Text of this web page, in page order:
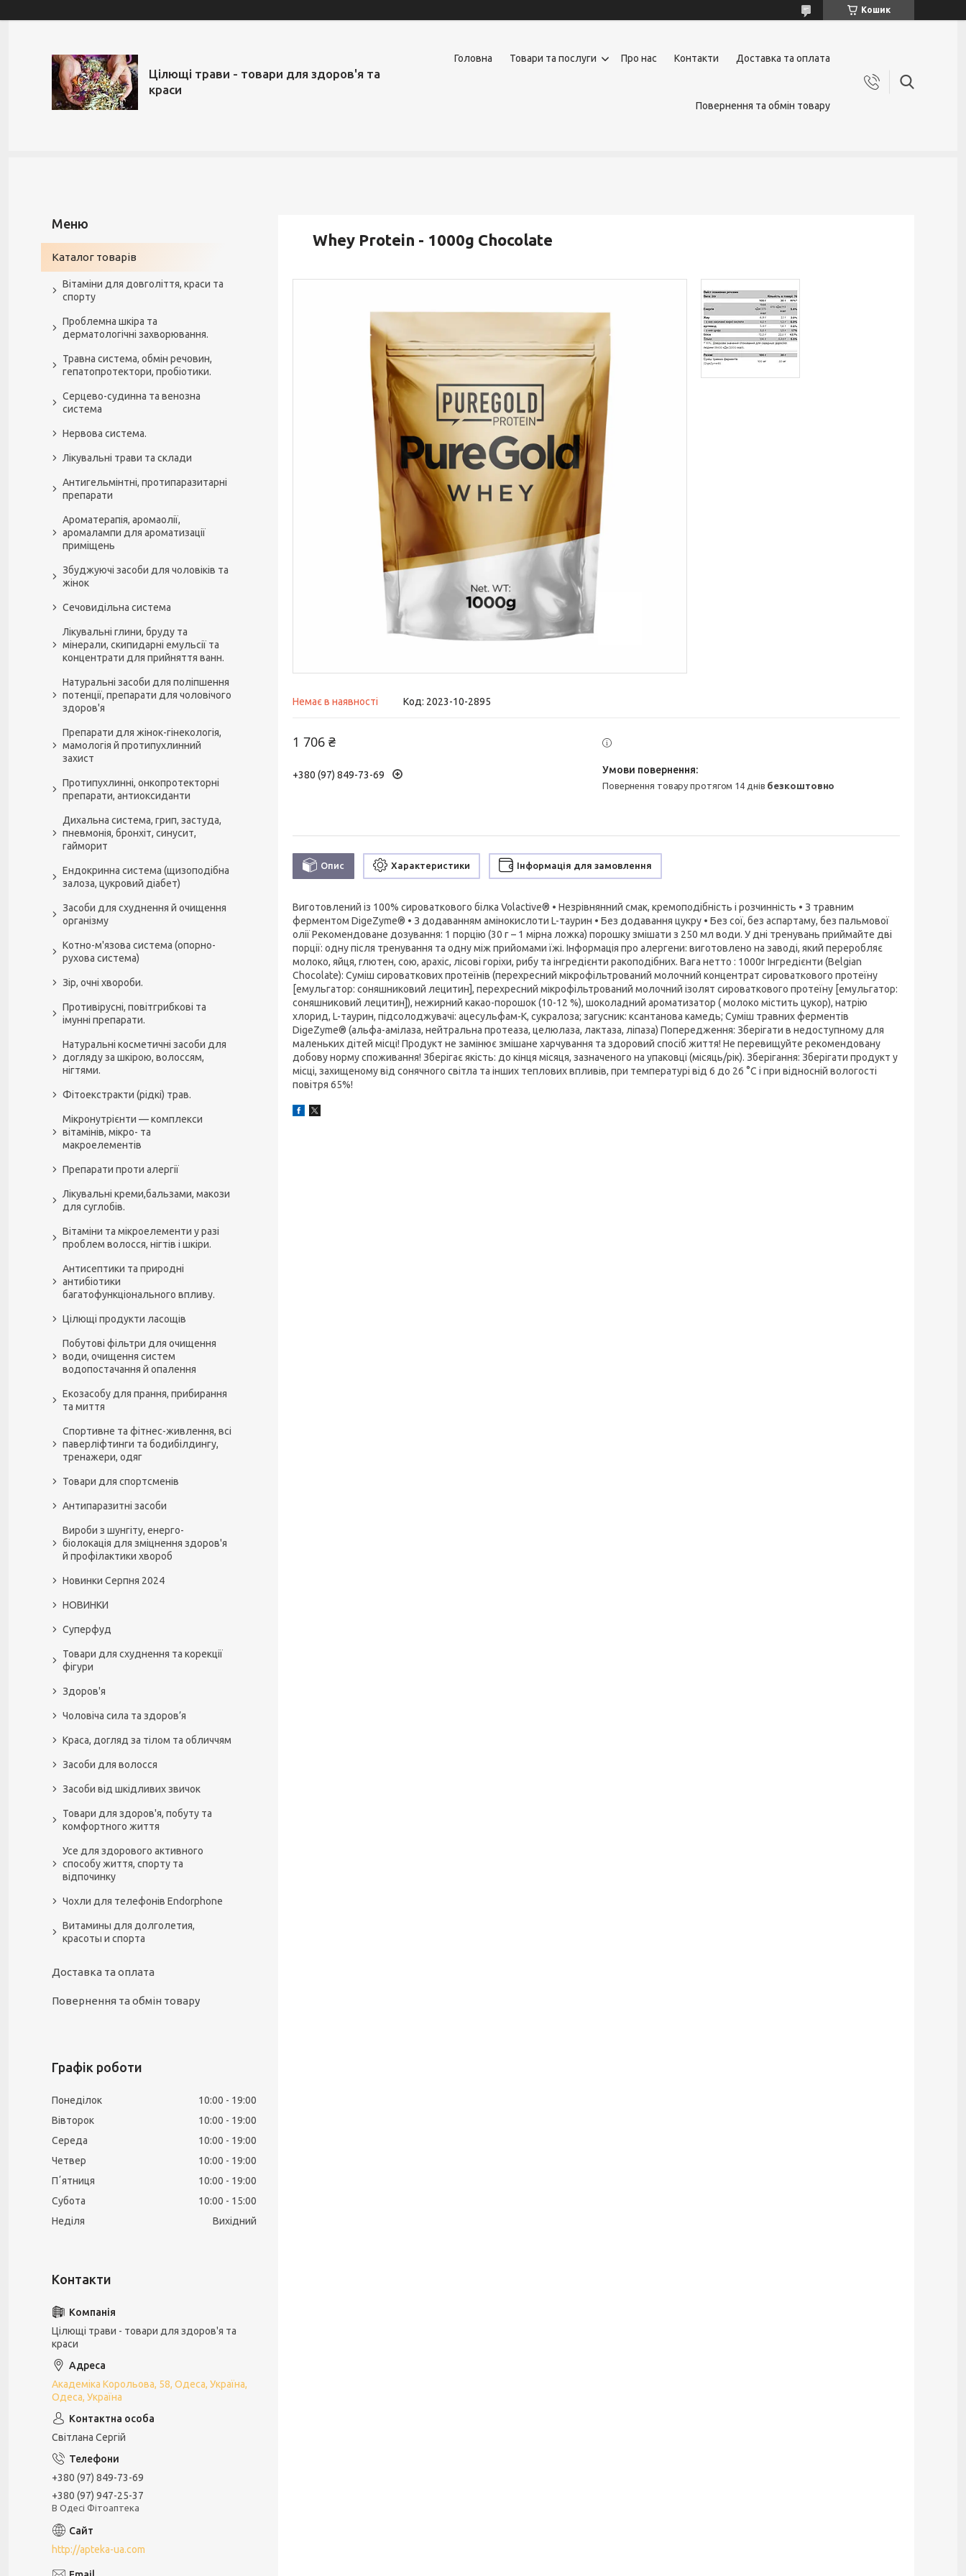
Кошик
Цілющі трави - товари для здоров'я та
краси
Головна Товари та послуги Про нас Контакти Доставка та оплата
Повернення та обмін товару
Whey Protein - 1000g Chocolate
Немає в наявності Код: 2023-10-2895
1 706 ₴
+380 (97) 849-73-69
повернення товару протягом 14 днів безкоштовно
Опис Характеристики Інформація для замовлення
Виготовлений із 100% сироваткового білка Volactive® • Незрівнянний смак, кремоподібність і розчинність • З травним
ферментом DigeZyme® • З додаванням амінокислоти L-таурин • Без додавання цукру • Без сої, без аспартаму, без пальмової
олії Рекомендоване дозування: 1 порцію (30 г – 1 мірна ложка) порошку змішати з 250 мл води. У дні тренувань приймайте дві
порції: одну після тренування та одну між прийомами їжі. Інформація про алергени: виготовлено на заводі, який переробляє
молоко, яйця, глютен, сою, арахіс, лісові горіхи, рибу та інгредієнти ракоподібних. Вага нетто : 1000г Інгредієнти (Belgian
Chocolate): Суміш сироваткових протеїнів (перехресний мікрофільтрований молочний концентрат сироваткового протеїну
[емульгатор: соняшниковий лецитин], перехресний мікрофільтрований молочний ізолят сироваткового протеїну [емульгатор:
соняшниковий лецитин]), нежирний какао-порошок (10-12 %), шоколадний ароматизатор ( молоко містить цукор), натрію
хлорид, L-таурин, підсолоджувачі: ацесульфам-К, сукралоза; загусник: ксантанова камедь; Суміш травних ферментів
DigeZyme® (альфа-амілаза, нейтральна протеаза, целюлаза, лактаза, ліпаза) Попередження: Зберігати в недоступному для
маленьких дітей місці! Продукт не замінює змішане харчування та здоровий спосіб життя! Не перевищуйте рекомендовану
добову норму споживання! Зберігає якість: до кінця місяця, зазначеного на упаковці (місяць/рік). Зберігання: Зберігати продукт у
місці, захищеному від сонячного світла та інших теплових впливів, при температурі від 6 до 26 °C і при відносній вологості
повітря 65%!
Каталог товарів
Вітаміни для довголіття, краси та
спорту
Проблемна шкіра та
дерматологічні захворювання.
Травна система, обмін речовин,
гепатопротектори, пробіотики.
Серцево-судинна та венозна
система
Нервова система.
Лікувальні трави та склади
Антигельмінтні, протипаразитарні
препарати
Ароматерапія, аромаолії,
аромалампи для ароматизації
приміщень
Збуджуючі засоби для чоловіків та
жінок
Сечовидільна система
Лікувальні глини, бруду та
мінерали, скипидарні емульсії та
концентрати для прийняття ванн.
Натуральні засоби для поліпшення
потенції, препарати для чоловічого
здоров'я
Препарати для жінок-гінекологія,
мамологія й протипухлинний
захист
Протипухлинні, онкопротекторні
препарати, антиоксиданти
Дихальна система, грип, застуда,
пневмонія, бронхіт, синусит,
гайморит
Ендокринна система (щизоподібна
залоза, цукровий діабет)
Засоби для схуднення й очищення
організму
Котно-м'язова система (опорно-
рухова система)
Зір, очні хвороби.
Противірусні, повітгрибкові та
імунні препарати.
Натуральні косметичні засоби для
догляду за шкірою, волоссям,
нігтями.
Фітоекстракти (рідкі) трав.
Мікронутрієнти — комплекси
вітамінів, мікро- та
макроелементів
Препарати проти алергії
Лікувальні креми,бальзами, макози
для суглобів.
Вітаміни та мікроелементи у разі
проблем волосся, нігтів і шкіри.
Антисептики та природні
антибіотики
багатофункціонального впливу.
Цілющі продукти ласощів
Побутові фільтри для очищення
води, очищення систем
водопостачання й опалення
Екозасобу для прання, прибирання
та миття
Спортивне та фітнес-живлення, всі
паверліфтинги та бодибілдингу,
тренажери, одяг
Товари для спортсменів
Антипаразитні засоби
Вироби з шунгіту, енерго-
біолокація для зміцнення здоров'я
й профілактики хвороб
Новинки Серпня 2024
НОВИНКИ
Суперфуд
Товари для схуднення та корекції
фігури
Здоров'я
Чоловіча сила та здоров’я
Краса, догляд за тілом та обличчям
Засоби для волосся
Засоби від шкідливих звичок
Товари для здоров'я, побуту та
комфортного життя
Усе для здорового активного
способу життя, спорту та
відпочинку
Чохли для телефонів Endorphone
Витамины для долголетия,
красоты и спорта
Доставка та оплата
Повернення та обмін товару
Графік роботи
Понеділок 10:00
19:00
Вівторок
10:00
19:00
Середа
10:00
19:00
Четвер
10:00
19:00
Пʼятниця
10:00
19:00
Субота
10:00
15:00
Неділя
Вихідний
Цілющі трави - товари для здоров'я та
краси
Академіка Корольова, 58, Одеса, Україна,
Одеса, Україна
Світлана Сергій
+380 (97) 849-73-69
+380 (97) 947-25-37
В Одесі Фітоаптека
http://apteka-ua.com